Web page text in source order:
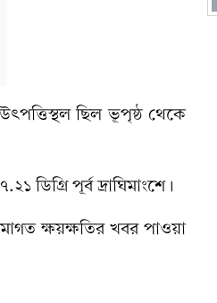
ছিল ভূপৃষ্ঠ থেকে
ডিগ্রি পূর্ব দ্রাঘিমাংশে।
ক্ষয়ক্ষতির খবর পাওয়া